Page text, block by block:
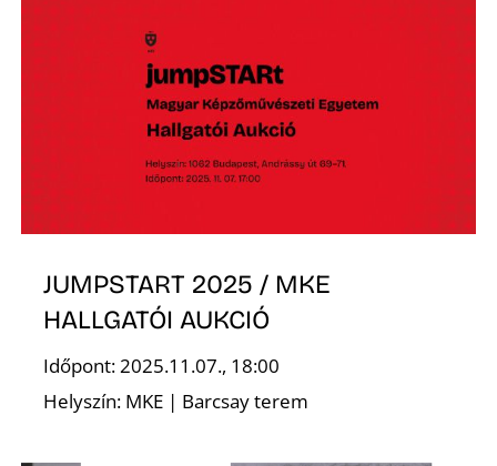
JUMPSTART 2025 / MKE
HALLGATÓI AUKCIÓ
Időpont: 2025.11.07., 18:00
Helyszín: MKE | Barcsay terem